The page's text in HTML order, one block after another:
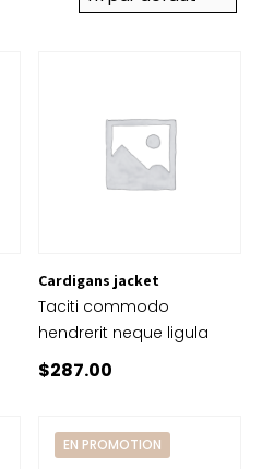
Cardigans jacket
Taciti commodo
hendrerit neque ligula
$287.00
EN PROMOTION